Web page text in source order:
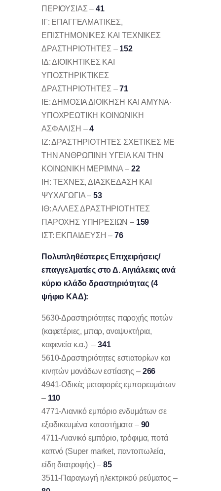
ΠΕΡΙΟΥΣΙΑΣ – 41
ΙΓ: ΕΠΑΓΓΕΛΜΑΤΙΚΕΣ,
ΕΠΙΣΤΗΜΟΝΙΚΕΣ ΚΑΙ ΤΕΧΝΙΚΕΣ
ΔΡΑΣΤΗΡΙΟΤΗΤΕΣ – 152
ΙΔ: ΔΙΟΙΚΗΤΙΚΕΣ ΚΑΙ
ΥΠΟΣΤΗΡΙΚΤΙΚΕΣ
ΔΡΑΣΤΗΡΙΟΤΗΤΕΣ –71
ΙΕ: ΔΗΜΟΣΙΑ ΔΙΟΙΚΗΣΗ ΚΑΙ ΑΜΥΝΑ·
ΥΠΟΧΡΕΩΤΙΚΗ ΚΟΙΝΩΝΙΚΗ
ΑΣΦΑΛΙΣΗ –4
ΙΖ: ΔΡΑΣΤΗΡΙΟΤΗΤΕΣ ΣΧΕΤΙΚΕΣ ΜΕ
ΤΗΝ ΑΝΘΡΩΠΙΝΗ ΥΓΕΙΑ ΚΑΙ ΤΗΝ
ΚΟΙΝΩΝΙΚΗ ΜΕΡΙΜΝΑ – 22
ΙΗ: ΤΕΧΝΕΣ, ΔΙΑΣΚΕΔΑΣΗ ΚΑΙ
ΨΥΧΑΓΩΓΙΑ –53
ΙΘ: ΑΛΛΕΣ ΔΡΑΣΤΗΡΙΟΤΗΤΕΣ
ΠΑΡΟΧΗΣ ΥΠΗΡΕΣΙΩΝ – 159
ΙΣΤ: ΕΚΠΑΙΔΕΥΣΗ –76
Πολυπληθέστερες Επιχειρήσεις/
επαγγελματίες στο Δ. Αιγιάλειας ανά
κύριο κλάδο δραστηριότητας (4
ψήφιο ΚΑΔ):
5630-Δραστηριότητες παροχής ποτών
(καφετέριες, μπαρ, αναψυκτήρια,
καφενεία κ.α.) –341
5610-Δραστηριότητες εστιατορίων και
κινητών μονάδων εστίασης – 266
4941-Οδικές μεταφορές εμπορευμάτων
– 110
4771-Λιανικό εμπόριο ενδυμάτων σε
εξειδικευμένα καταστήματα – 90
4711-Λιανικό εμπόριο, τρόφιμα, ποτά
καπνό (Super market, παντοπωλεία,
είδη διατροφής) –85
3511-Παραγωγή ηλεκτρικού ρεύματος –